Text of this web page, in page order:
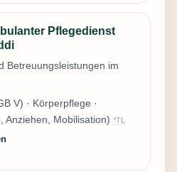
Pflegedienst
Betreuungsleistungen im
V) · Körperpflege ·
Anziehen, Mobilisation) *TL